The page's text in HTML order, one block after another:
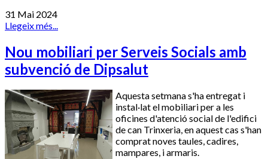
31 Mai 2024
Llegeix més...
Nou mobiliari per Serveis Socials amb
subvenció de Dipsalut
Aquesta setmana s'ha entregat i
instal·lat el mobiliari per a les
oficines d'atenció social de l'edifici
de can Trinxeria, en aquest cas s'han
comprat noves taules, cadires,
mampares, i armaris.